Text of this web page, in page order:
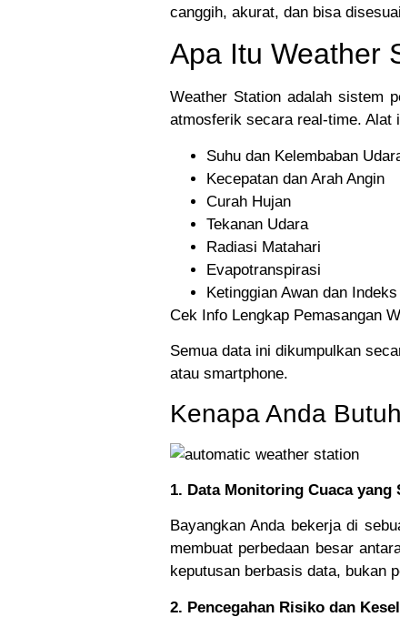
canggih, akurat, dan bisa
Apa Itu Weather
Weather Station adalah sistem
atmosferik secara real-time. Alat
Suhu dan Kelembaban
Kecepatan dan Arah Angin
Curah Hujan
Tekanan Udara
Radiasi Matahari
Evapotranspirasi
Ketinggian Awan dan
Cek Info Lengkap Pemasangan
Semua data ini dikumpulkan
atau smartphone.
Kenapa Anda
1. Data Monitoring Cuaca yang
Bayangkan Anda bekerja di
membuat perbedaan besar
keputusan berbasis data, bukan
2. Pencegahan Risiko dan